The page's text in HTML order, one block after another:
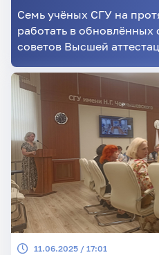
Семь учёных СГУ на
работать в обновлённых
советов Высшей
11.06.2025 / 17:01